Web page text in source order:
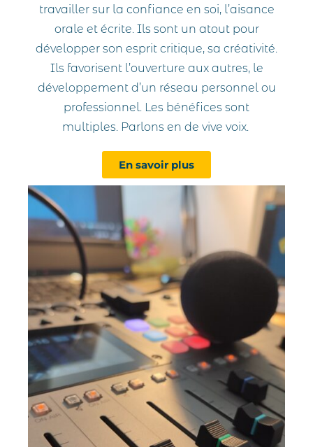
travailler sur la confiance en soi, l’aisance
orale et écrite. Ils sont un atout pour
développer son esprit critique, sa créativité.
Ils favorisent l’ouverture aux autres, le
développement d’un réseau personnel ou
professionnel. Les bénéfices sont
multiples. Parlons en de vive voix.
En savoir plus